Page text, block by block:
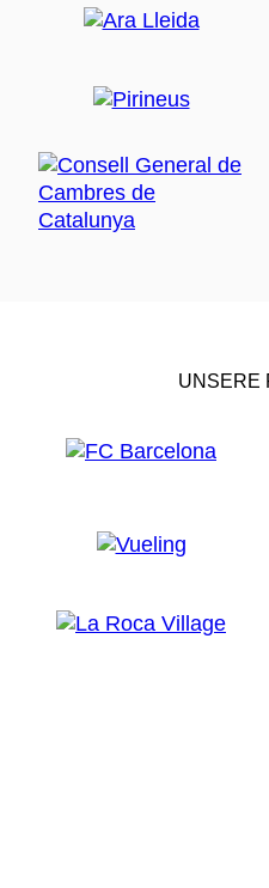
UNSERE